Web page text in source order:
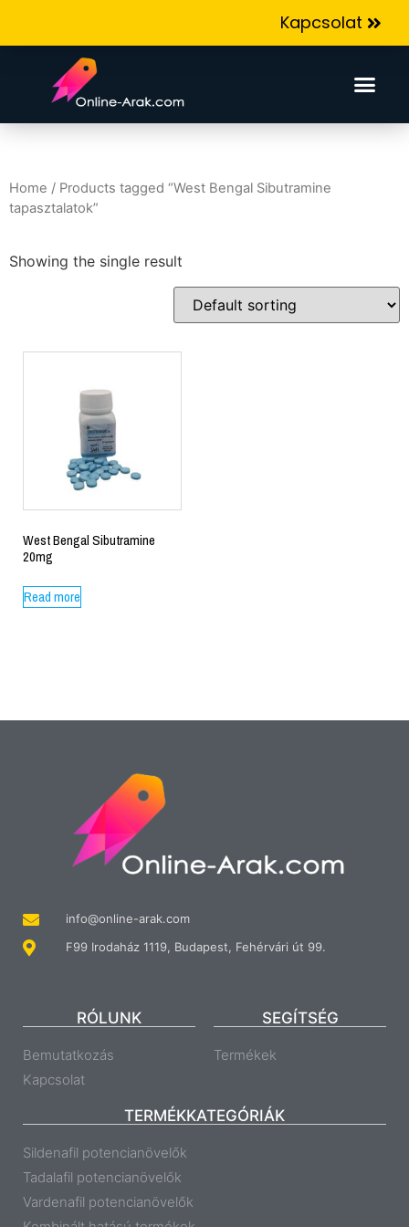
Kapcsolat
Home / Products tagged “West Bengal Sibutramine
tapasztalatok”
Showing the single result
West Bengal Sibutramine
20mg
Read more
info@online-arak.com
F99 Irodaház 1119, Budapest, Fehérvári út 99.
RÓLUNK
Bemutatkozás
Kapcsolat
SEGÍTSÉG
Termékek
TERMÉKKATEGÓRIÁK
Sildenafil potencianövelők
Tadalafil potencianövelők
Vardenafil potencianövelők